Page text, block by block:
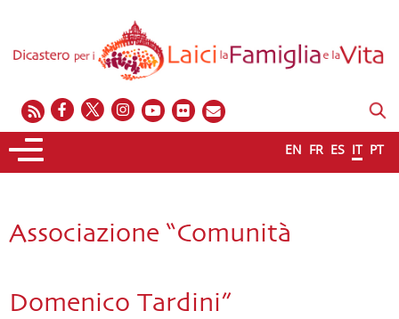
EN FR ES IT PT
Associazione “Comunità
Domenico Tardini”